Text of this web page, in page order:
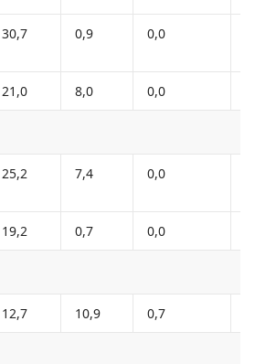
30,7 0,9 0,0
21,0 8,0 0,0
25,2 7,4 0,0
19,2 0,7 0,0
12,7 10,9 0,7